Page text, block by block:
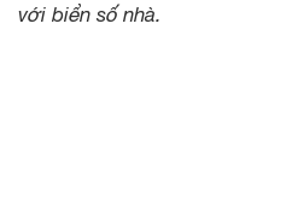
với biển số nhà.